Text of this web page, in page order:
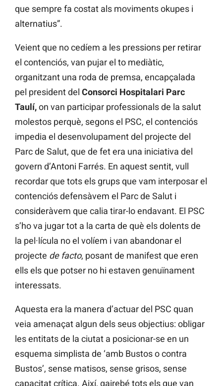
que sempre fa costat als moviments okupes i
alternatius”.
Veient que no cedíem a les pressions per retirar
el contenciós, van pujar el to mediàtic,
organitzant una roda de premsa, encapçalada
pel president del Consorci Hospitalari Parc
Taulí,on van participar professionals de la salut
molestos perquè, segons el PSC, el contenciós
impedia el desenvolupament del projecte del
Parc de Salut, que de fet era una iniciativa del
govern d’Antoni Farrés. En aquest sentit, vull
recordar que tots els grups que vam interposar el
contenciós defensàvem el Parc de Salut i
consideràvem que calia tirar-lo endavant. El PSC
s’ho va jugar tot a la carta de què els dolents de
la pel·lícula no el volíem i van abandonar el
projecte de facto, posant de manifest que eren
ells els que potser no hi estaven genuïnament
interessats.
Aquesta era la manera d’actuar del PSC quan
veia amenaçat algun dels seus objectius: obligar
les entitats de la ciutat a posicionar-se en un
esquema simplista de ‘amb Bustos o contra
Bustos’, sense matisos, sense grisos, sense
capacitat crítica. Així, gairebé tots els que van